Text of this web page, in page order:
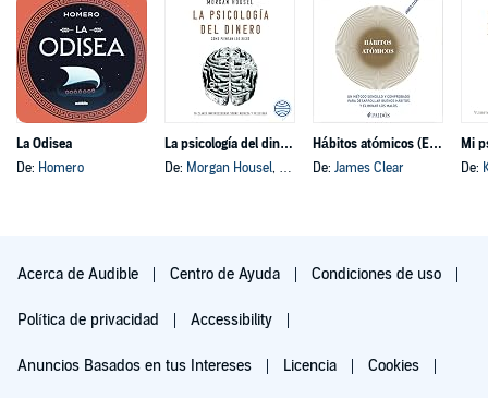
La Odisea
De: Homero
La psicología del dinero
De: Morgan Housel, y otros
Hábitos atómicos (Español neutro)
De: James Clear
Mi
De:
Acerca de Audible Centro de Ayuda Condiciones de uso
Política de privacidad Accessibility
Anuncios Basados en tus Intereses Licencia Cookies